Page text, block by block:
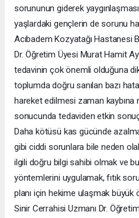
sorununun giderek
yaşlardaki gençlerin de sorunu
Acıbadem Kozyatağı Hastanesi
Dr. Öğretim Üyesi Murat Hamit
tedavinin çok önemli olduğuna
toplumda doğru sanılan bazı
hareket edilmesi zaman kaybına
sonucunda tedaviden etkin sonuç
Daha kötüsü kas gücünde
gibi ciddi sorunlara bile neden
ilgili doğru bilgi sahibi olmak ve
yöntemlerini uygulamak, fıtık
planı için hekime ulaşmak büyük
Sinir Cerrahisi Uzmanı Dr.